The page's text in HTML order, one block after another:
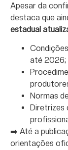
Apesar da
destaca que
estadual
até 2026;
Normas
Diretrizes
➡️ Até a
orientações